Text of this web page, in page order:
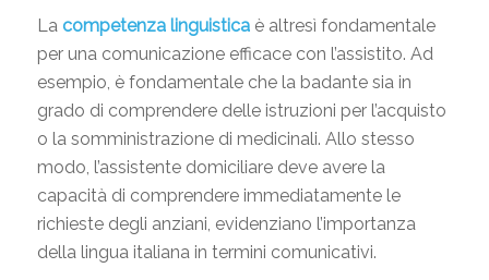
La competenza linguisticaè altresì fondamentale
per una comunicazione efficace con l’assistito. Ad
esempio, è fondamentale che la badante sia in
grado di comprendere delle istruzioni per l’acquisto
o la somministrazione di medicinali. Allo stesso
modo, l’assistente domiciliare deve avere la
capacità di comprendere immediatamente le
richieste degli anziani, evidenziano l’importanza
della lingua italiana in termini comunicativi.